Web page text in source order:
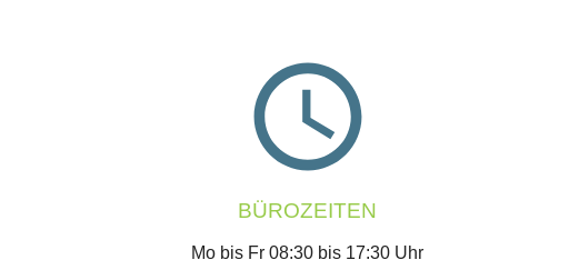
BÜROZEITEN
Mo bis Fr 08:30 bis 17:30 Uhr